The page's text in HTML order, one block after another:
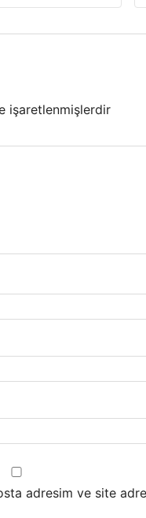
işaretlenmişlerdir
adresim ve site